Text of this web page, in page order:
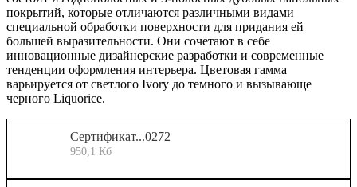
покрытий, которые отличаются различными видами
специальной обработки поверхности для придания ей
большей выразительности. Они сочетают в себе
инновационные дизайнерские разработки и современные
тенденции оформления интерьера. Цветовая гамма
варьируется от светлого Ivory до темного и вызывающе
черного Liquorice.
Сертификат...0272
950,1 Кб